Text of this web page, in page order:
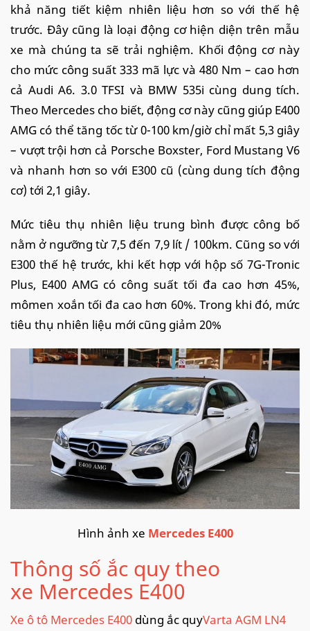
khả năng tiết kiệm nhiên liệu hơn so với thế hệ
trước. Đây cũng là loại động cơ hiện diện trên mẫu
xe mà chúng ta sẽ trải nghiệm. Khối động cơ này
cho mức công suất 333 mã lực và 480 Nm – cao hơn
cả Audi A6. 3.0 TFSI và BMW 535i cùng dung tích.
Theo Mercedes cho biết, động cơ này cũng giúp E400
AMG có thể tăng tốc từ 0-100 km/giờ chỉ mất 5,3 giây
– vượt trội hơn cả Porsche Boxster, Ford Mustang V6
và nhanh hơn so với E300 cũ (cùng dung tích động
cơ) tới 2,1 giây.
Mức tiêu thụ nhiên liệu trung bình được công bố
nằm ở ngưỡng từ 7,5 đến 7,9 lít / 100km. Cũng so với
E300 thế hệ trước, khi kết hợp với hộp số 7G-Tronic
Plus, E400 AMG có công suất tối đa cao hơn 45%,
mômen xoắn tối đa cao hơn 60%. Trong khi đó, mức
tiêu thụ nhiên liệu mới cũng giảm 20%
Hình ảnh xe Mercedes E400
Thông số ắc quy theo
xe Mercedes E400
Xe ô tô Mercedes E400 dùng ắc quyVarta AGM LN4